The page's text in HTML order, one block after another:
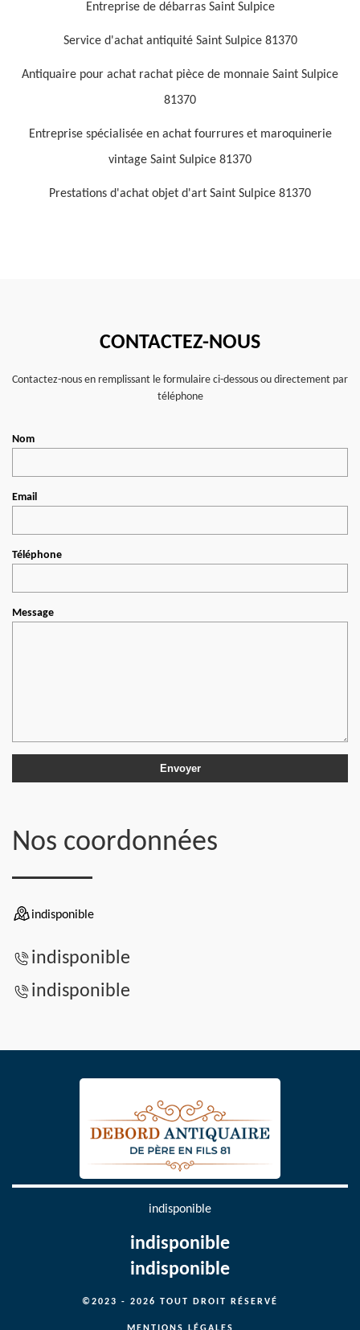
Entreprise de débarras Saint Sulpice
Service d'achat antiquité Saint Sulpice 81370
Antiquaire pour achat rachat pièce de monnaie Saint Sulpice
81370
Entreprise spécialisée en achat fourrures et maroquinerie
vintage Saint Sulpice 81370
Prestations d'achat objet d'art Saint Sulpice 81370
CONTACTEZ-NOUS
Contactez-nous en remplissant le formulaire ci-dessous ou directement par
téléphone
Nom
Email
Téléphone
Message
Nos coordonnées
indisponible
indisponible
indisponible
indisponible
indisponible
indisponible
©2023 - 2026 TOUT DROIT RÉSERVÉ